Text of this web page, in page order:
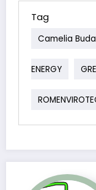
Tag
Camelia Buda
ENERGY